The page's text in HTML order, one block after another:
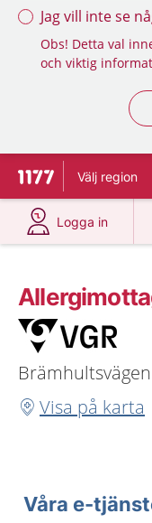
Jag vill inte se
Obs! Detta val
och viktig
Till startsidan för
Välj region
Logga in
på 1177.se
Visa på karta
Våra e-